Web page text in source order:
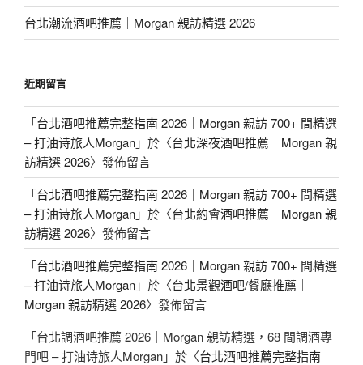
台北潮流酒吧推薦｜Morgan 親訪精選 2026
近期留言
「台北酒吧推薦完整指南 2026｜Morgan 親訪 700+ 間精選
– 打油诗旅人Morgan」於〈台北深夜酒吧推薦｜Morgan 親
訪精選 2026〉發佈留言
「台北酒吧推薦完整指南 2026｜Morgan 親訪 700+ 間精選
– 打油诗旅人Morgan」於〈台北約會酒吧推薦｜Morgan 親
訪精選 2026〉發佈留言
「台北酒吧推薦完整指南 2026｜Morgan 親訪 700+ 間精選
– 打油诗旅人Morgan」於〈台北景觀酒吧/餐廳推薦｜
Morgan 親訪精選 2026〉發佈留言
「台北調酒吧推薦 2026｜Morgan 親訪精選，68 間調酒專
門吧 – 打油诗旅人Morgan」於〈台北酒吧推薦完整指南